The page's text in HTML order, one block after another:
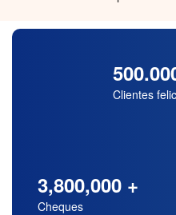
Clientes
3,800,000 +
Cheques